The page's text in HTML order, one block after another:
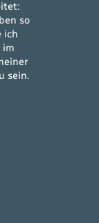
so
ich
im
sein.